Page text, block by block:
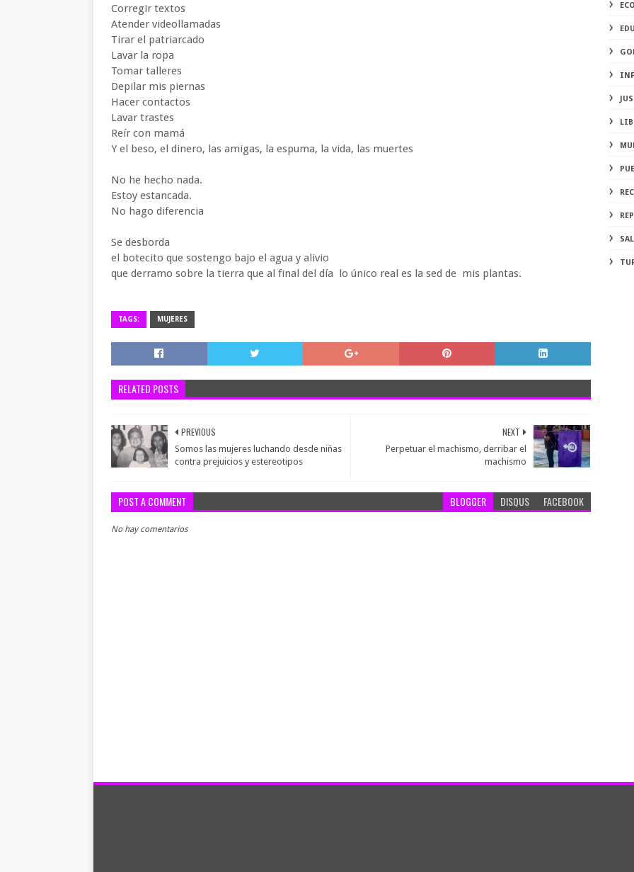
Corregir textos
Atender videollamadas
Tirar el patriarcado
Lavar la ropa
Tomar talleres
Depilar mis piernas
Hacer contactos
Lavar trastes
Reír con mamá
Y el beso, el dinero, las amigas, la espuma, la vida, las muertes
No he hecho nada.
Estoy estancada.
No hago diferencia
Se desborda
el botecito que sostengo bajo el agua y alivio
que derramo sobre la tierra que al final del día lo único real es la sed de mis plantas.
TAGS: MUJERES
RELATED POSTS
NEXT
Perpetuar el machismo, derribar el
machismo
PREVIOUS
Somos las mujeres luchando desde niñas
contra prejuicios y estereotipos
POST A COMMENT BLOGGER DISQUS FACEBOOK
No hay comentarios